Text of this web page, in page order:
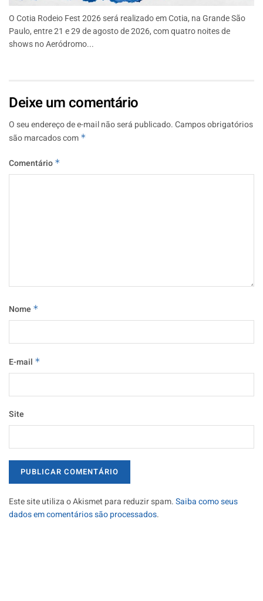
O Cotia Rodeio Fest 2026 será realizado em Cotia, na Grande São
Paulo, entre 21 e 29 de agosto de 2026, com quatro noites de
shows no Aeródromo...
Deixe um comentário
O seu endereço de e-mail não será publicado.Campos obrigatórios
são marcados com *
Comentário *
Nome *
E-mail *
Site
Este site utiliza o Akismet para reduzir spam.Saiba como seus
dados em comentários são processados.